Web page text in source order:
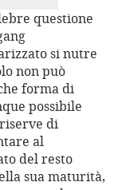
questione
si nutre
non può
forma di
possibile
di
al
del resto
sua maturità,